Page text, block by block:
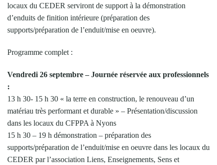
locaux du CEDER serviront de support à la démonstration
d’enduits de finition intérieure (préparation des
supports/préparation de l’enduit/mise en oeuvre).
Programme complet :
Vendredi 26 septembre – Journée réservée aux professionnels
:
13 h 30- 15 h 30 « la terre en construction, le renouveau d’un
matériau très performant et durable » – Présentation/discussion
dans les locaux du CFPPA à Nyons
15 h 30 – 19 h démonstration – préparation des
supports/préparation de l’enduit/mise en oeuvre dans les locaux du
CEDER par l’association Liens, Enseignements, Sens et